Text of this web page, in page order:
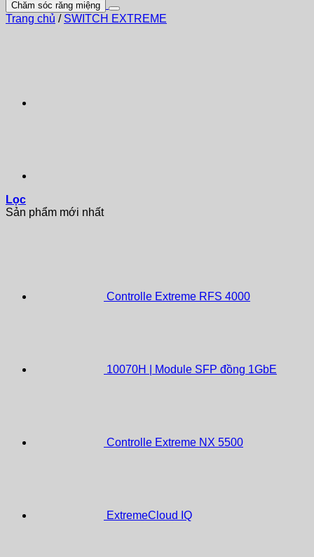
Chăm sóc răng miệng
Trang chủ / SWITCH EXTREME
Lọc
Sản phẩm mới nhất
Controlle Extreme RFS 4000
10070H | Module SFP đồng 1GbE
Controlle Extreme NX 5500
ExtremeCloud IQ